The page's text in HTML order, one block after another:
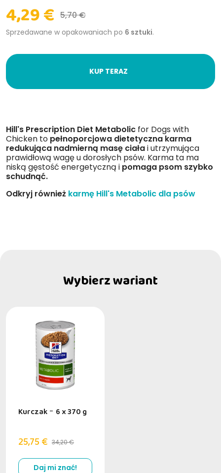
4,29 € 5,70 €
Sprzedawane w opakowaniach po 6 sztuki.
KUP TERAZ
Hill's Prescription Diet Metabolic for Dogs with
Chicken to pełnoporcjowa dietetyczna karma
redukująca nadmierną masę ciałai utrzymująca
prawidłową wagę u dorosłych psów. Karma ta ma
niską gęstość energetyczną i pomaga psom szybko
schudnąć.
Odkryj również karmę Hill's Metabolic dla psów
Wybierz wariant
Kurczak - 6 x 370 g
25,75 € 34,20 €
Daj mi znać!